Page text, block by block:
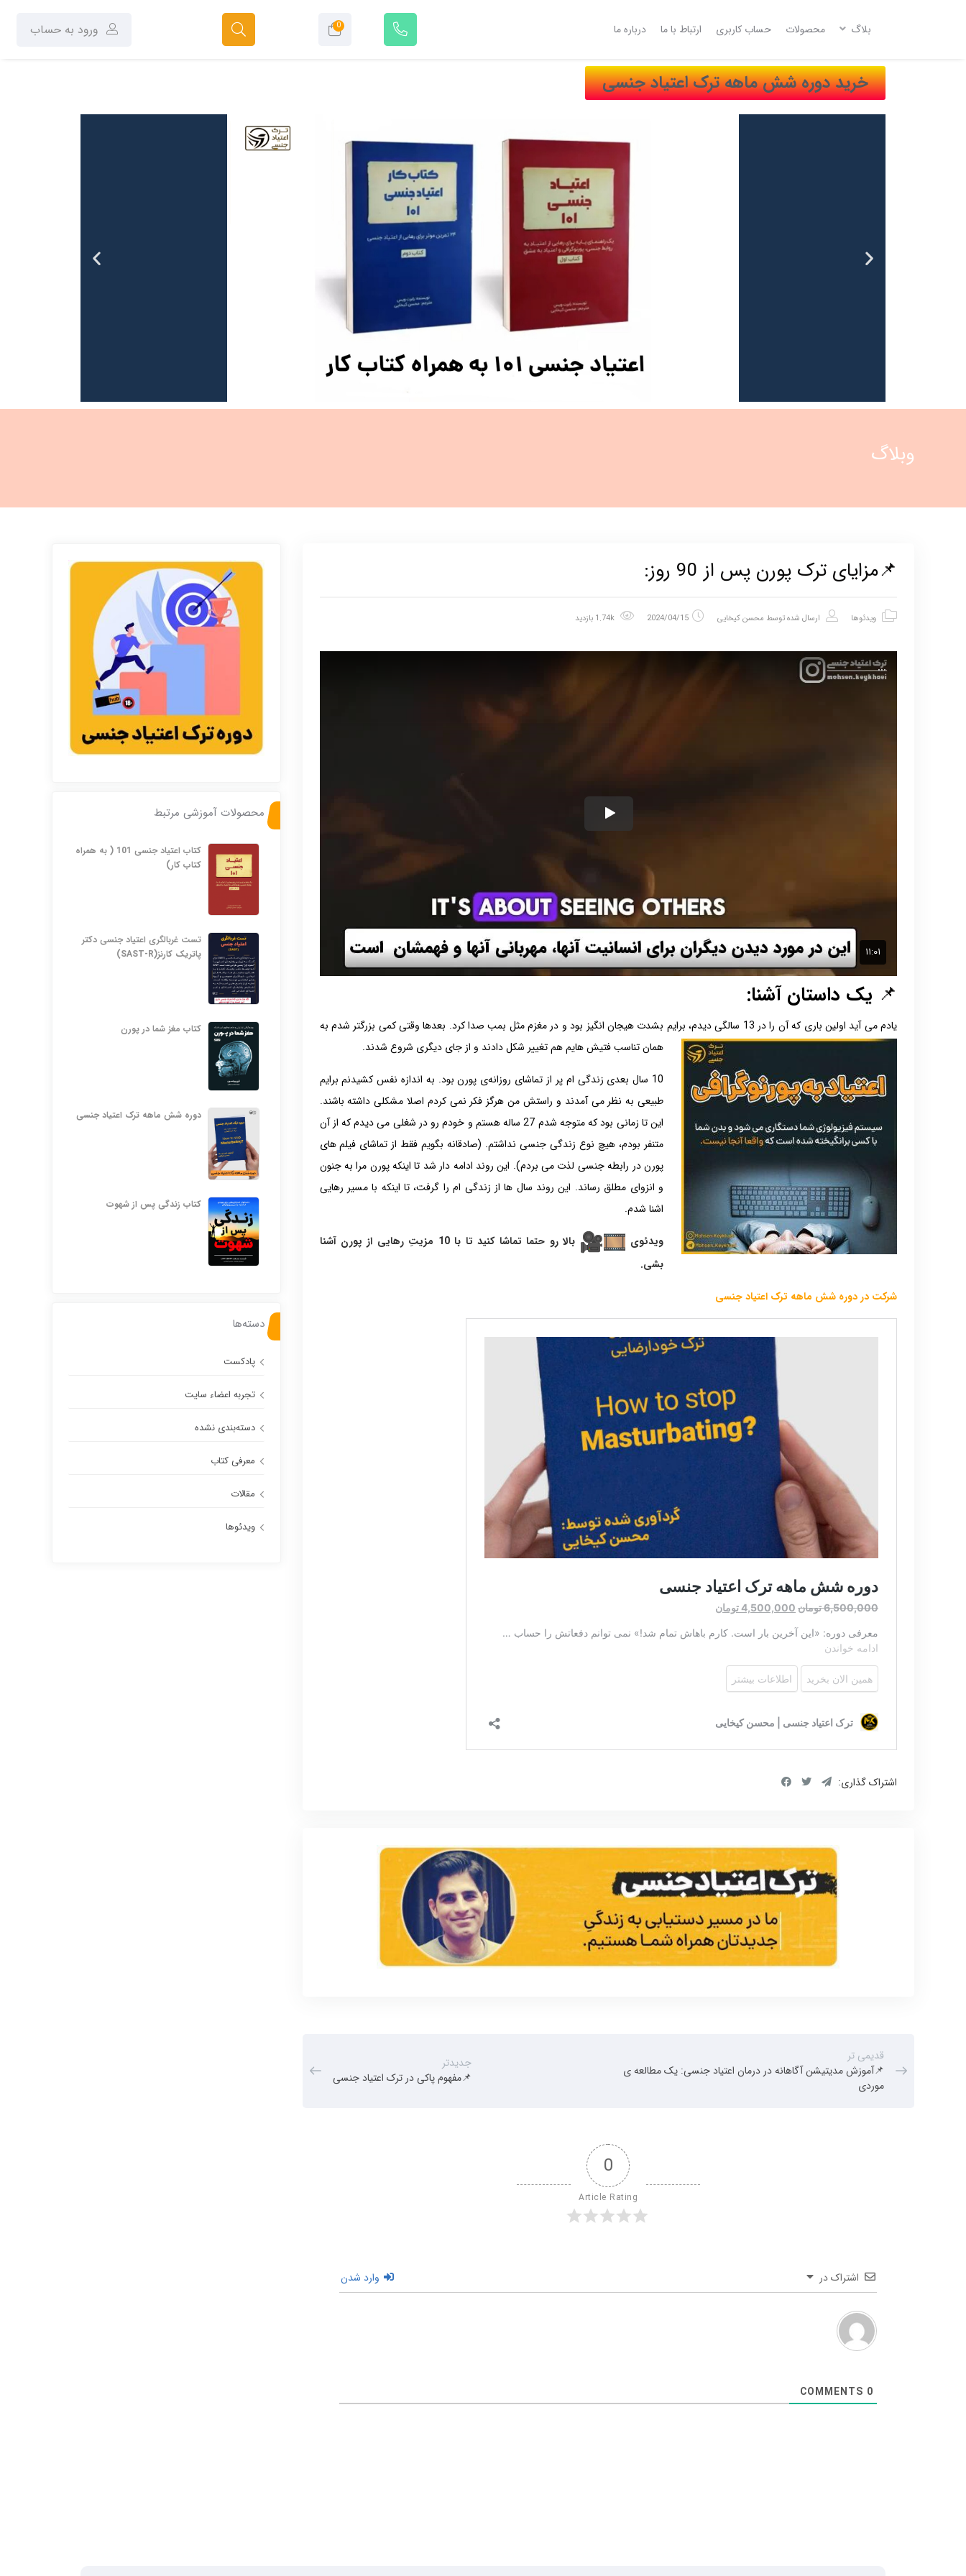
بلاگ محصولات حساب کاربری ارتباط با ما درباره ما 0 ورود به حساب
خرید دوره شش ماهه ترک اعتیاد جنسی
وبلاگ
📌مزایای ترک پورن پس از 90 روز:
ویدئوها ارسال شده توسط محسن کیخایی 2024/04/15
📌 یک داستان آشنا:
یادم می آید اولین باری که آن را در 13 سالگی دیدم، برایم بشدت هیجان انگیز بود و در مغزم مثل بمب صدا کرد. بعدها وقتی کمی بزرگتر شدم به
همان تناسب فتیش هایم هم تغییر شکل دادند و از جای دیگری شروع شدند.
10 سال بعدی زندگی ام پر از تماشای روزانه‌ی پورن بود. به اندازه نفس کشیدنم برایم
طبیعی به نظر می آمدند و راستش من هرگز فکر نمی کردم اصلا مشکلی داشته باشند.
این تا زمانی بود که متوجه شدم 27 ساله هستم و خودم رو در شغلی می دیدم که از آن
متنفر بودم، هیچ نوع زندگی جنسی نداشتم. (صادقانه بگویم فقط از تماشای فیلم های
پورن در رابطه جنسی لذت می بردم). این روند ادامه دار شد تا اینکه پورن مرا به جنون
و انزوای مطلق رساند. این روند سال ها از زندگی ام را گرفت، تا اینکه با مسیر رهایی
اشنا شدم.
ویدئوی
بالا رو حتما تماشا کنید تا با 10 مزیتِ رهایی از پورن آشنا
بشی.
شرکت در دوره شش ماهه ترک اعتیاد جنسی
اشتراک گذاری:
قدیمی تر
📌آموزش مدیتیشن آگاهانه در درمان اعتیاد جنسی: یک مطالعه ی
موردی
جدیدتر
📌مفهوم پاکی در ترک اعتیاد جنسی
0
Article Rating
اشتراک در وارد شدن
0
محصولات آموزشی مرتبط
کتاب اعتیاد جنسی 101 ( به همراه
کتاب کار)
تست غربالگری اعتیاد جنسی دکتر
پاتریک کارنز(SAST-R)
کتاب مغز شما در پورن
دوره شش ماهه ترک اعتیاد جنسی
کتاب زندگی پس از شهوت
دسته‌ها
پادکست
تجربه اعضاء سایت
دسته‌بندی نشده
معرفی کتاب
مقالات
ویدئوها